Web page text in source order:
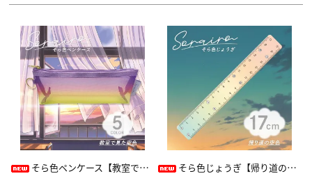
そら色ペンケース【教室で見た空色】 そら色じょうぎ【帰り道の空色】